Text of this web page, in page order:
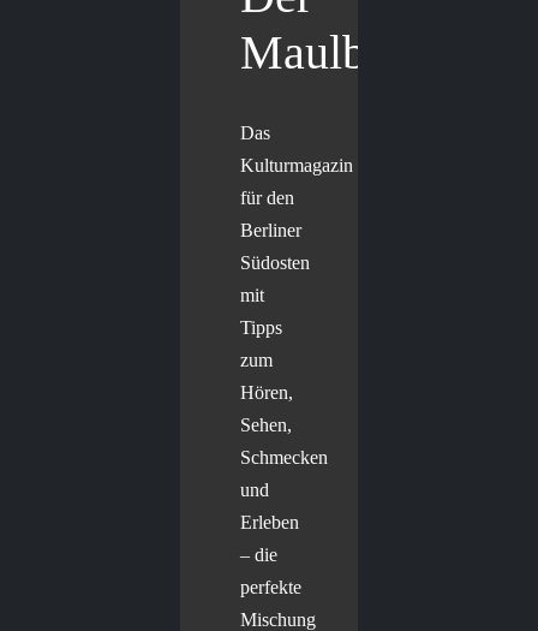
Maulbär
Das
Kulturmagazin
für den
Berliner
Südosten
mit
Tipps
zum
Hören,
Sehen,
Schmecken
und
Erleben
– die
perfekte
Mischung